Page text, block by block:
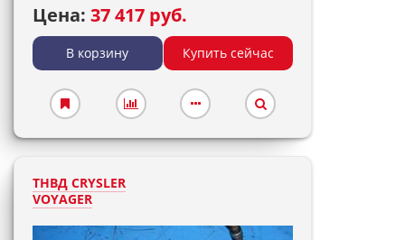
Цена: 37 417 руб.
В корзину Купить сейчас
ТНВД CRYSLER
VOYAGER